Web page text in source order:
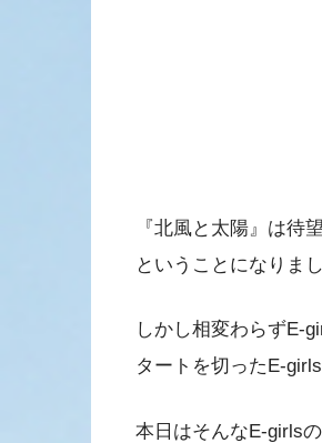
『北風と太陽』は待
ということになりまし
しかし相変わらずE-
タートを切ったE-
本日はそんなE-girls